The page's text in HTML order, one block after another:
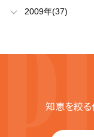
2009年(37)
知恵を絞る